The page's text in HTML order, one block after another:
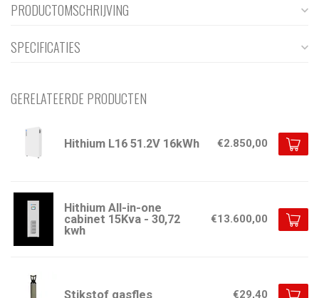
PRODUCTOMSCHRIJVING
SPECIFICATIES
GERELATEERDE PRODUCTEN
Hithium L16 51.2V 16kWh €2.850,00
Hithium All-in-one
cabinet 15Kva - 30,72
kwh
€13.600,00
Stikstof gasfles €29,40